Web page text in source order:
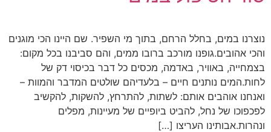
נוצרנו במים, בחלל הרחם, בתוך מי השפיר. שם היינו הכי מוגנים
והכי אהובים.גופנו מורכב ברובו ממים, והם סביבנו בכל מקום:
בצמחייה, באוויר, באדמה, מכסים כל דבר בכיסוי דק של
לחות.המים נותנים חיים – בלעדיהם שולטים המדבר והמוות –
ואנחנו אוהבים אותם: לשתות, להתרחץ, להשקות, להקשיב
לפכפוכו של נחל, להביט ביופיים של מעיינות, מפלים
ונהרות.אבותינו העריצו […]